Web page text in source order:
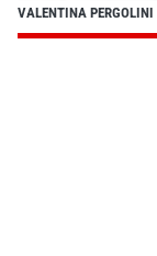
VALENTINA PERGOLINI